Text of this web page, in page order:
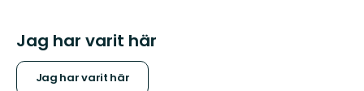
Jag har varit här
Jag har varit här